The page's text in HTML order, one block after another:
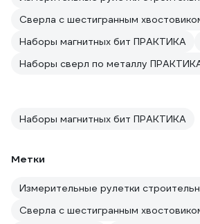
Сверла с шестигранным
Наборы магнитных бит ПРАКТИКА
Наборы сверл по металлу
Наборы магнитных бит ПРАКТИКА
Метки
Измерительные рулетки
Сверла с шестигранным